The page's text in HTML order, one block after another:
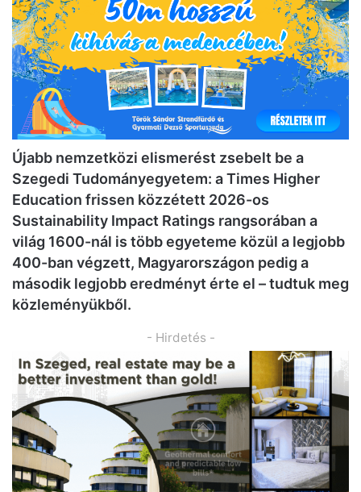
Újabb nemzetközi elismerést zsebelt be a
Szegedi Tudományegyetem: a Times Higher
Education frissen közzétett 2026-os
Sustainability Impact Ratings rangsorában a
világ 1600-nál is több egyeteme közül a legjobb
400-ban végzett, Magyarországon pedig a
második legjobb eredményt érte el – tudtuk meg
közleményükből.
- Hirdetés -